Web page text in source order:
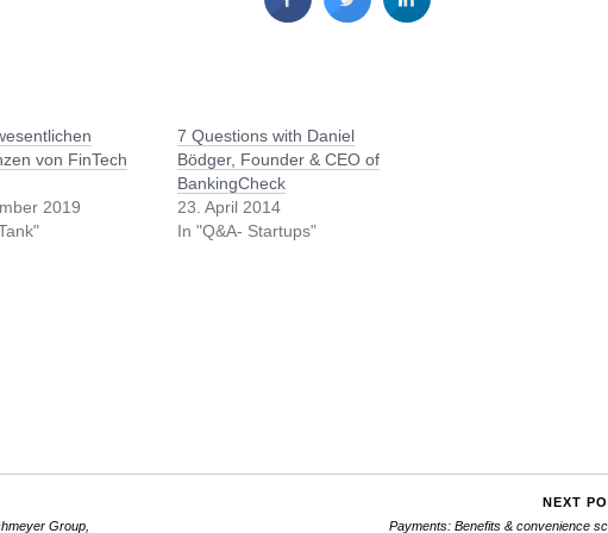
von FinTech
2019
7 Questions with Daniel
Bödger, Founder & CEO of
BankingCheck
23. April 2014
In "Q&A- Startups"
Group,
NEXT
Payments: Benefits & convenience